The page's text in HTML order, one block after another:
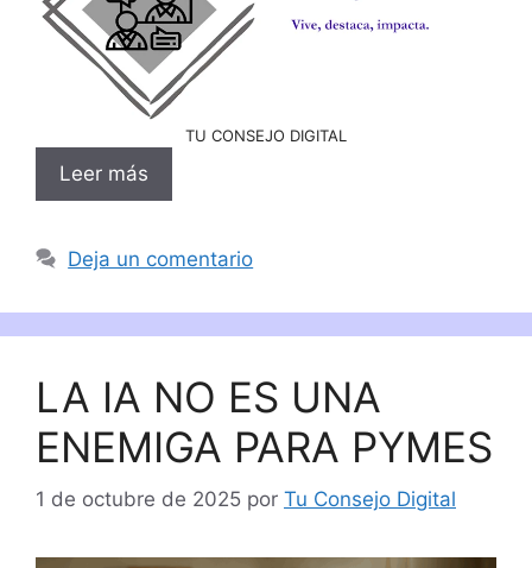
TU CONSEJO DIGITAL
Leer más
Deja un comentario
LA IA NO ES UNA
ENEMIGA PARA PYMES
1 de octubre de 2025 por Tu Consejo Digital